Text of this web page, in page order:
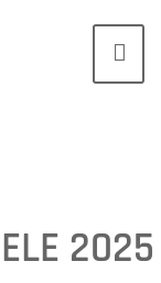
2025